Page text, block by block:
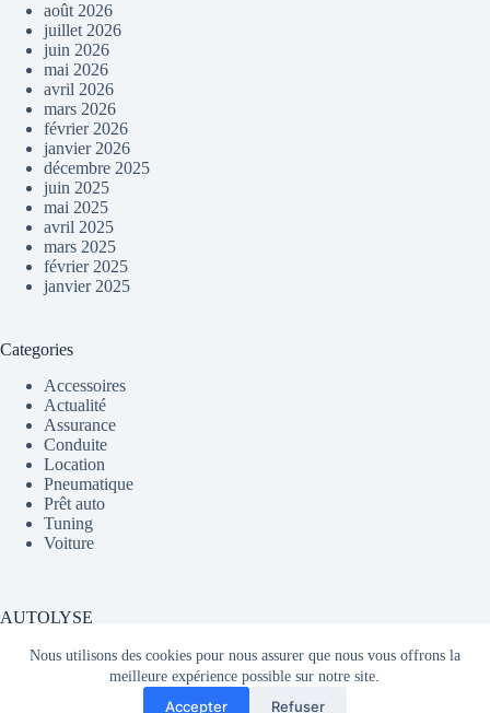
Nous utilisons des cookies pour nous assurer que nous vous offrons la
meilleure expérience possible sur notre site.
Accepter Refuser
août 2026
juillet 2026
juin 2026
mai 2026
avril 2026
mars 2026
février 2026
janvier 2026
décembre 2025
juin 2025
mai 2025
avril 2025
mars 2025
février 2025
janvier 2025
Categories
Accessoires
Actualité
Assurance
Conduite
Location
Pneumatique
Prêt auto
Tuning
Voiture
AUTOLYSE
Média partageant du contenu sur l'actualité automobile en